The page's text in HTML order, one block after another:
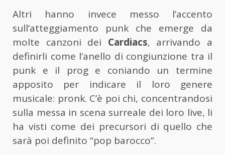
Altri hanno invece messo l’accento
sull’atteggiamento punk che emerge da
molte canzoni dei Cardiacs, arrivando a
definirli come l’anello di congiunzione tra il
punk e il prog e coniando un termine
apposito per indicare il loro genere
musicale: pronk. C’è poi chi, concentrandosi
sulla messa in scena surreale dei loro live, li
ha visti come dei precursori di quello che
sarà poi definito “pop barocco”.